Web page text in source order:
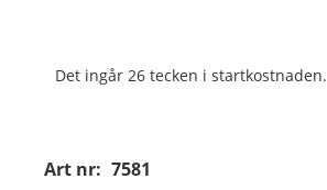
Art nr: 7581
Det ingår 26 tecken i startkostnaden.